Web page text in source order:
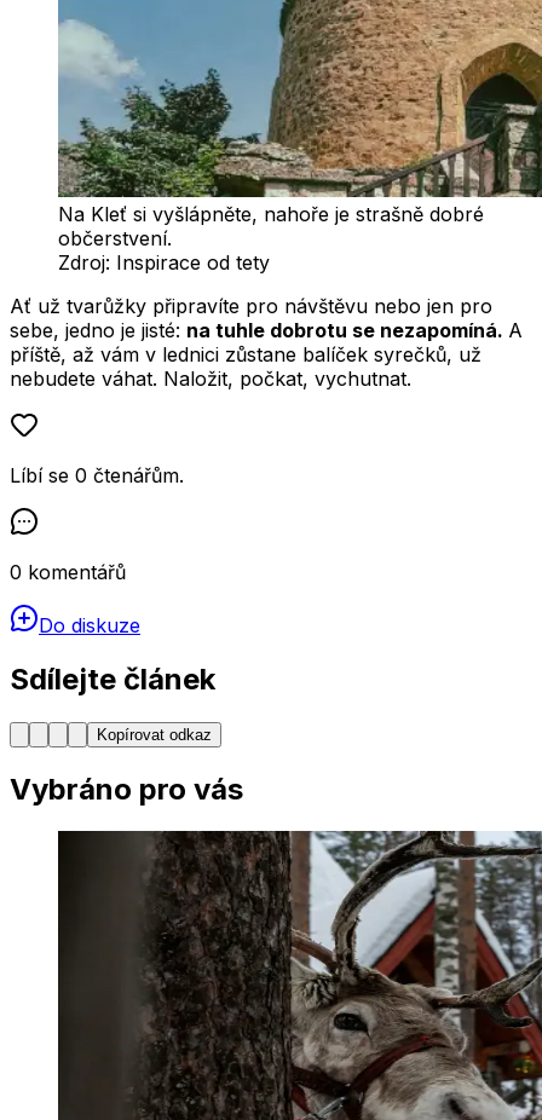
Na Kleť si vyšlápněte, nahoře je strašně dobré
občerstvení.
Zdroj: Inspirace od tety
Ať už tvarůžky připravíte pro návštěvu nebo jen pro
sebe, jedno je jisté: na tuhle dobrotu se nezapomíná. A
příště, až vám v lednici zůstane balíček syrečků, už
nebudete váhat. Naložit, počkat, vychutnat.
Líbí se 0 čtenářům.
0 komentářů
Do diskuze
Sdílejte článek
Kopírovat odkaz
Vybráno pro vás